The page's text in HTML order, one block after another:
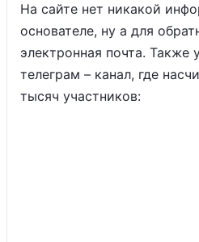
На сайте нет никакой
основателе, ну а для
электронная почта. Также
телеграм – канал, где
тысяч участников: